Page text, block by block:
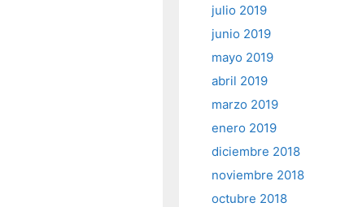
julio 2019
junio 2019
mayo 2019
abril 2019
marzo 2019
enero 2019
diciembre 2018
noviembre 2018
octubre 2018